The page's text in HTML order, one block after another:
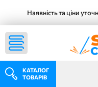
Наявність та ціни
КАТАЛОГ
ТОВАРІВ